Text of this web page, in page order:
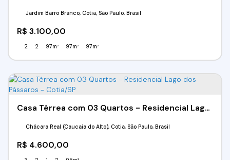
R$ 3.100,00
Jardim Barro Branco, Cotia, São Paulo, Brasil
2 2 97m² 97m² 97m²
Casa Térrea com 03 Quartos - Residencial Lago dos Pássaros - Cotia/SP
R$ 4.600,00
Chácara Real (Caucaia do Alto), Cotia, São Paulo, Brasil